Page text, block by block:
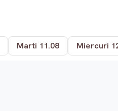
Marti 11.08 Miercuri